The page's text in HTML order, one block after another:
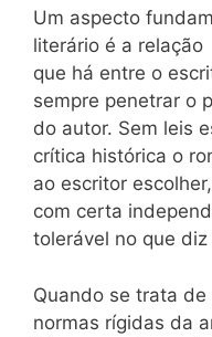
Um aspecto
literário é a relação
que há entre o
sempre penetrar o
do autor. Sem leis
crítica histórica o
ao escritor
com certa
tolerável no que
Quando se trata
normas rígidas da